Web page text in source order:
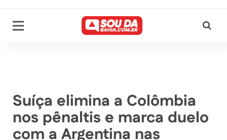
Suíça elimina a Colômbia
nos pênaltis e marca duelo
com a Argentina nas